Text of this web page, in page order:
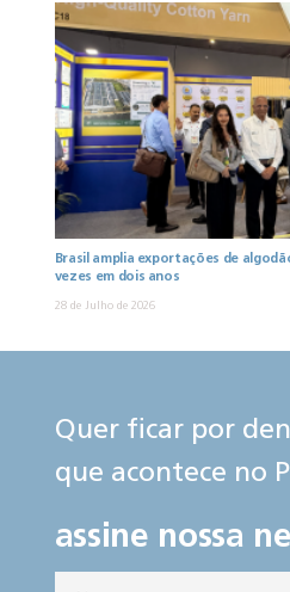
Brasil amplia exportações de
vezes em dois anos
28 de Julho de 2026
Quer ficar por
que acontece no
assine nossa